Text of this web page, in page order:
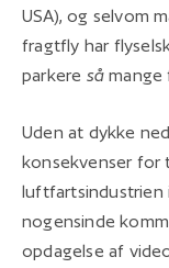
USA), og selvom
fragtfly har
parkere så
Uden at dykke
konsekvenser for
luftfartsindustrien
nogensinde
opdagelse af